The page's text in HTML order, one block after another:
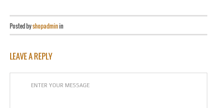
Posted byshopadminin
LEAVE A REPLY